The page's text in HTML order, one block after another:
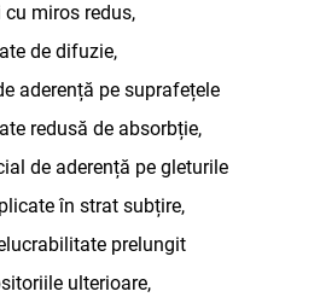
miros redus,
de difuzie,
aderență pe suprafețele
redusă de absorbție,
de aderență pe gleturile
în strat subțire,
prelungit
ulterioare,